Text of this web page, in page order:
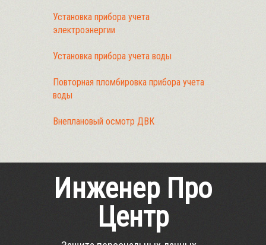
Установка прибора учета
электроэнергии
Установка прибора учета воды
Повторная пломбировка прибора учета
воды
Внеплановый осмотр ДВК
Инженер Про
Центр